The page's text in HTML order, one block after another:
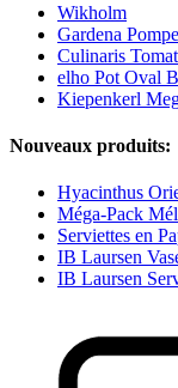
Wikholm
Gardena
Culinaris
elho Pot Oval
Kiepenkerl
Nouveaux produits:
Hyacinthus
Méga-Pack
Serviettes en
IB Laursen
IB Laursen